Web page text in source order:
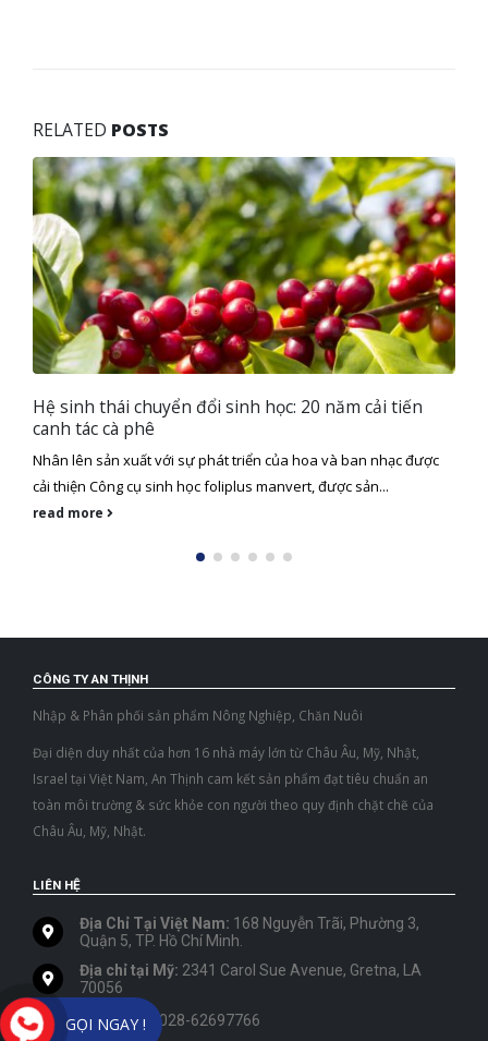
RELATED POSTS
Phân bón đạm sử dụng như thế nào
PHÂN BÓN ĐẠM SỬ DỤNG CÓ ĐƠN GIẢN NHƯ BẠN NGHĨ. Tỉ lệ
đạm Ammonium/nitrate ảnh hướng đến sự hấp...
read more
CÔNG TY AN THỊNH
Nhập & Phân phối sản phẩm Nông Nghiệp, Chăn Nuôi
Đại diện duy nhất của hơn 16 nhà máy lớn từ Châu Âu, Mỹ, Nhật,
Israel tại Việt Nam, An Thịnh cam kết sản phẩm đạt tiêu chuẩn an
toàn môi trường & sức khỏe con người theo quy định chặt chẽ của
Châu Âu, Mỹ, Nhật.
LIÊN HỆ
Địa Chỉ Tại Việt Nam: 168 Nguyễn Trãi, Phường 3,
Quận 5, TP. Hồ Chí Minh.
Địa chỉ tại Mỹ: 2341 Carol Sue Avenue, Gretna, LA
70056
Điện thoại: 028-62697766
GỌI NGAY !